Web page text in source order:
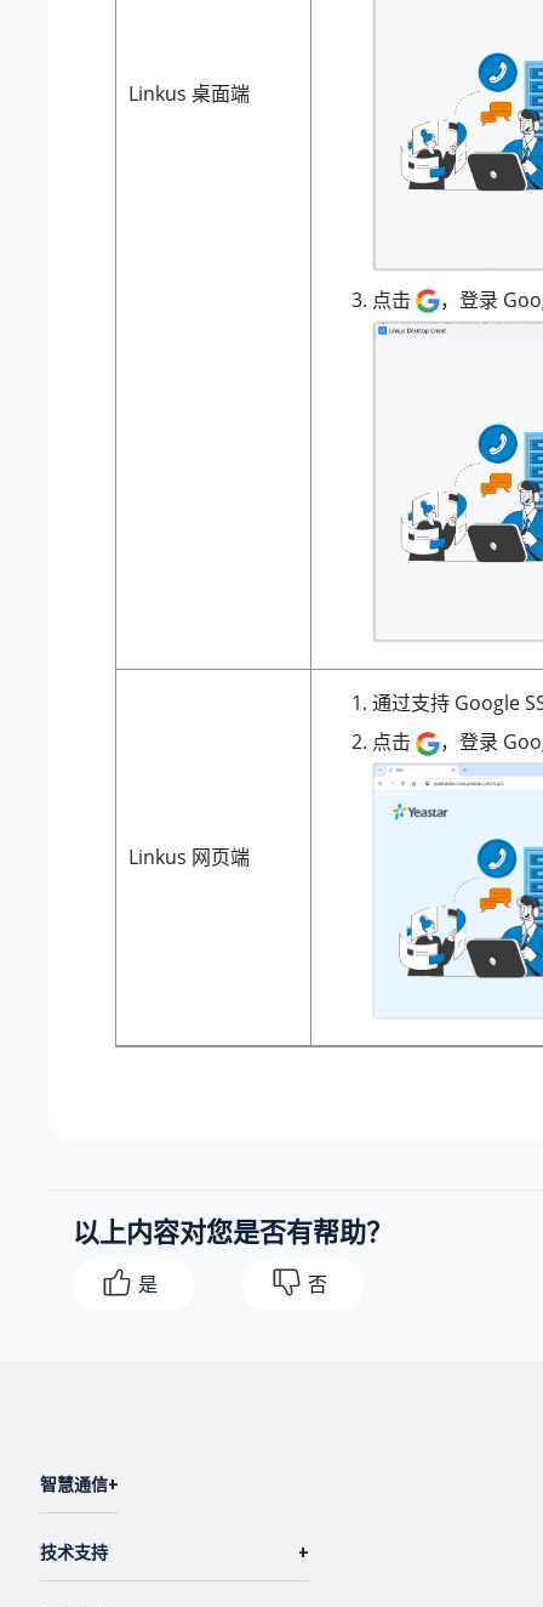
Linkus 桌面端
点击 ，登录
Linkus 网页端
通过支持 Google
点击
，登录
以上内容对您是否有帮助？
是 否
智慧通信
技术支持